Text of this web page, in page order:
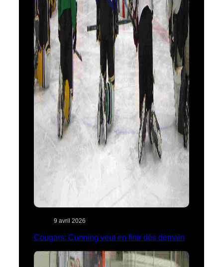
9 avril 2026
Cougars: Cunning veut en finir dès demain